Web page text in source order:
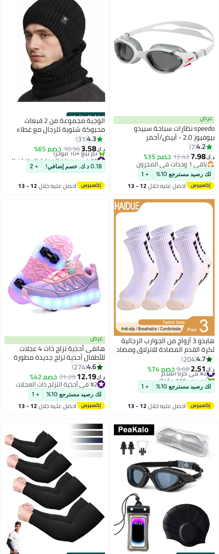
عرض
speedo نظارات سباحة سبيدو
بيوفيوز 2.0 - أبيض/أحمر
4.2
7
د.ك‏7.98
12.42خصم 35%
باقي 1 وحدات في المخزون
باقي 1 وحدات في المخزون
لك رصيد مسترجع 10% + 1
احصل عليه خلال 12 - 13
أفضل المنتجات الوجبة مجموعة من 2 قبعات
محبوكة شتوية للرجال مع غطاء
للأذنين ومجموعة تدفئة للرقبة في
الهواء الطلق قبعات محبوكة دافئة
مع قبعات بيني مبطنة بالصوف
للنساء
4.3
31
د.ك‏3.58
10.36خصم 65%
أقل سعر في السنة
تم بيع +10 مؤخرًا
0.18 د.ك. خصم إضافي! + 2
احصل عليه خلال 12 - 13
هايدو 3 أزواج من الجوارب الرجالية
لكرة القدم المضادة للانزلاق ومضاد
للانزلاق من أجل جوارب كرة القدم
وكرة السلة والرياضة
4.7
204
د.ك‏2.51
9.68خصم 74% #2 في كرة القدم
تم بيع +110 مؤخرًا
#2 في كرة القدم
لك رصيد مسترجع 10% + 1
احصل عليه خلال 12 - 13
عرض
هانفى أحذية تزلج ذات 4 عجلات
للأطفال أحذية تزلج جديدة مطورة
بأحذية رياضية قابلة لإعادة الشحن
بإضاءة LED للأولاد والبنات المبتدئين
أكثر توازناً
4.6
274
د.ك‏12.19
21.29خصم 42%
#2 في أحذية التزلج ذات العجلات
#2 في أحذية التزلج ذات العجلات
لك رصيد مسترجع 10% + 1
احصل عليه خلال 12 - 13